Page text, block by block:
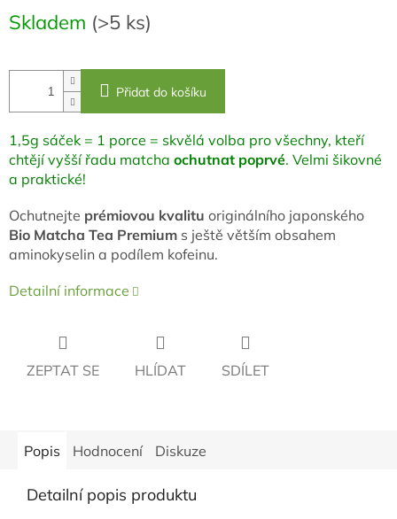
Měrná
cena:
Skladem (>5 ks)
Přidat do košíku
1,5g sáček = 1 porce = skvělá volba pro všechny, kteří
chtějí vyšší řadu matcha ochutnat poprvé. Velmi šikovné
a praktické!
Ochutnejte prémiovou kvalitu originálního japonského
Bio Matcha Tea Premium s ještě větším obsahem
aminokyselin a podílem kofeinu.
Detailní informace
ZEPTAT SE HLÍDAT SDÍLET
Popis Hodnocení Diskuze
Detailní popis produktu